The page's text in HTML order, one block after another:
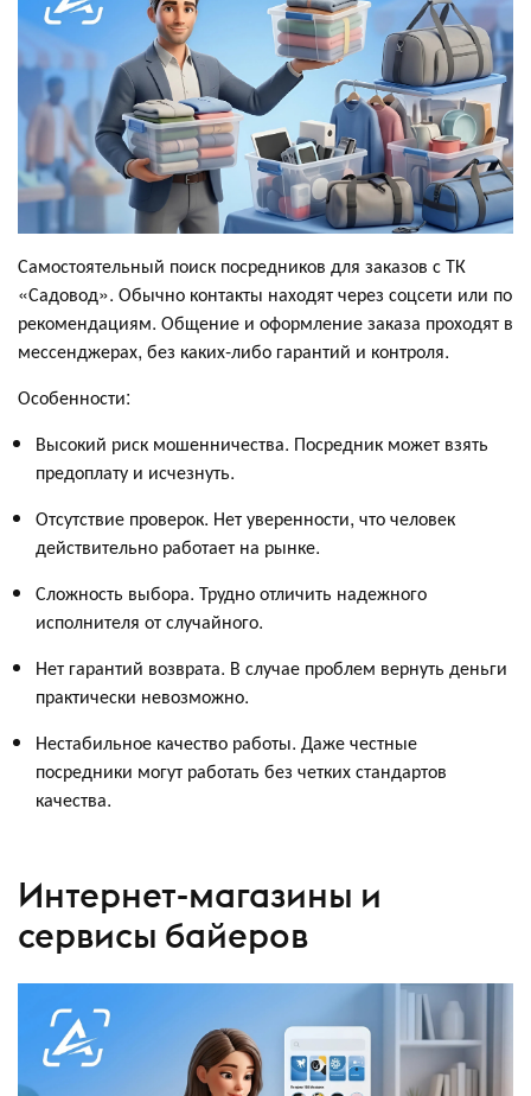
Самостоятельный поиск посредников для заказов с ТК
«Садовод». Обычно контакты находят через соцсети или по
рекомендациям. Общение и оформление заказа проходят в
мессенджерах, без каких-либо гарантий и контроля.
Особенности:
Высокий риск мошенничества. Посредник может взять
предоплату и исчезнуть.
Отсутствие проверок. Нет уверенности, что человек
действительно работает на рынке.
Сложность выбора. Трудно отличить надежного
исполнителя от случайного.
Нет гарантий возврата. В случае проблем вернуть деньги
практически невозможно.
Нестабильное качество работы. Даже честные
посредники могут работать без четких стандартов
качества.
Интернет-магазины и
сервисы байеров